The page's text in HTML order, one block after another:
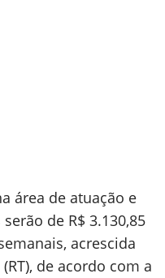
área de atuação e
de R$ 3.130,85
acrescida
de acordo com a